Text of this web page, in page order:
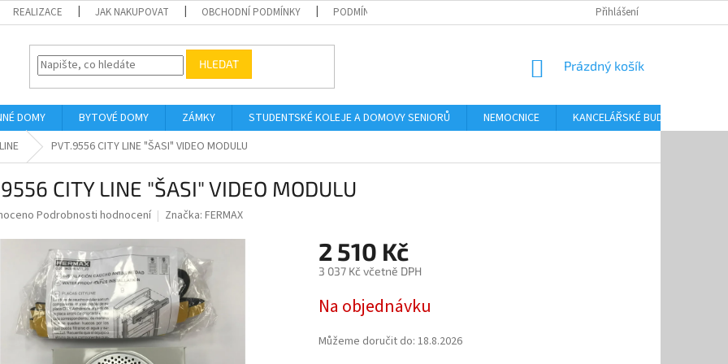
REALIZACE JAK NAKUPOVAT OBCHODNÍ PODMÍNKY PODMÍNKY OCHRANY OSOBNÍCH ÚDAJŮ Přihlášení
HLEDAT
NÁKUPNÍ
Prázdný košík
DOMY BYTOVÉ DOMY ZÁMKY STUDENTSKÉ KOLEJE A DOMOVY SENIORŮ NEMOCNICE KANCELÁŘSKÉ BUDOVY
PVT.9556 CITY LINE "ŠASI" VIDEO MODULU
CITY LINE "ŠASI" VIDEO MODULU
Podrobnosti hodnocení Značka: FERMAX
2 510 Kč
3 037 Kč včetně DPH
cena:
Na objednávku
Můžeme doručit do: 18.8.2026